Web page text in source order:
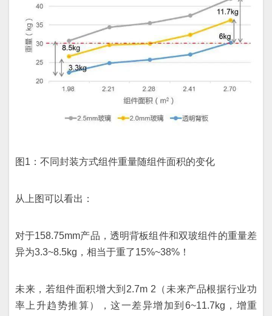
图1：不同封装方式组件重量随组件面积的变化
从上图可以看出：
对于158.75mm产品，透明背板组件和双玻组件的重量差
异为3.3~8.5kg，相当于重了15%~38%！
未来，若组件面积增大到2.7m 2（未来产品根据行业功
率上升趋势推算），这一差异增加到6~11.7kg，增重